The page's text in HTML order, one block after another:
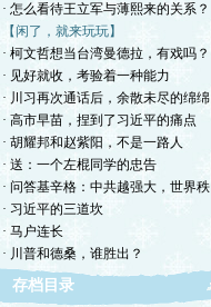
· 怎么看待王立军与薄熙来的关系？
【闲了，就来玩玩】
· 柯文哲想当台湾曼德拉，有戏吗？
· 见好就收，考验着一种能力
· 川习再次通话后，余散未尽的绵绵
· 高市早苗，捏到了习近平的痛点
· 胡耀邦和赵紫阳，不是一路人
· 送：一个左棍同学的忠告
· 问答基辛格：中共越强大，世界秩
· 习近平的三道坎
· 马户连长
· 川普和德桑，谁胜出？
存档目录